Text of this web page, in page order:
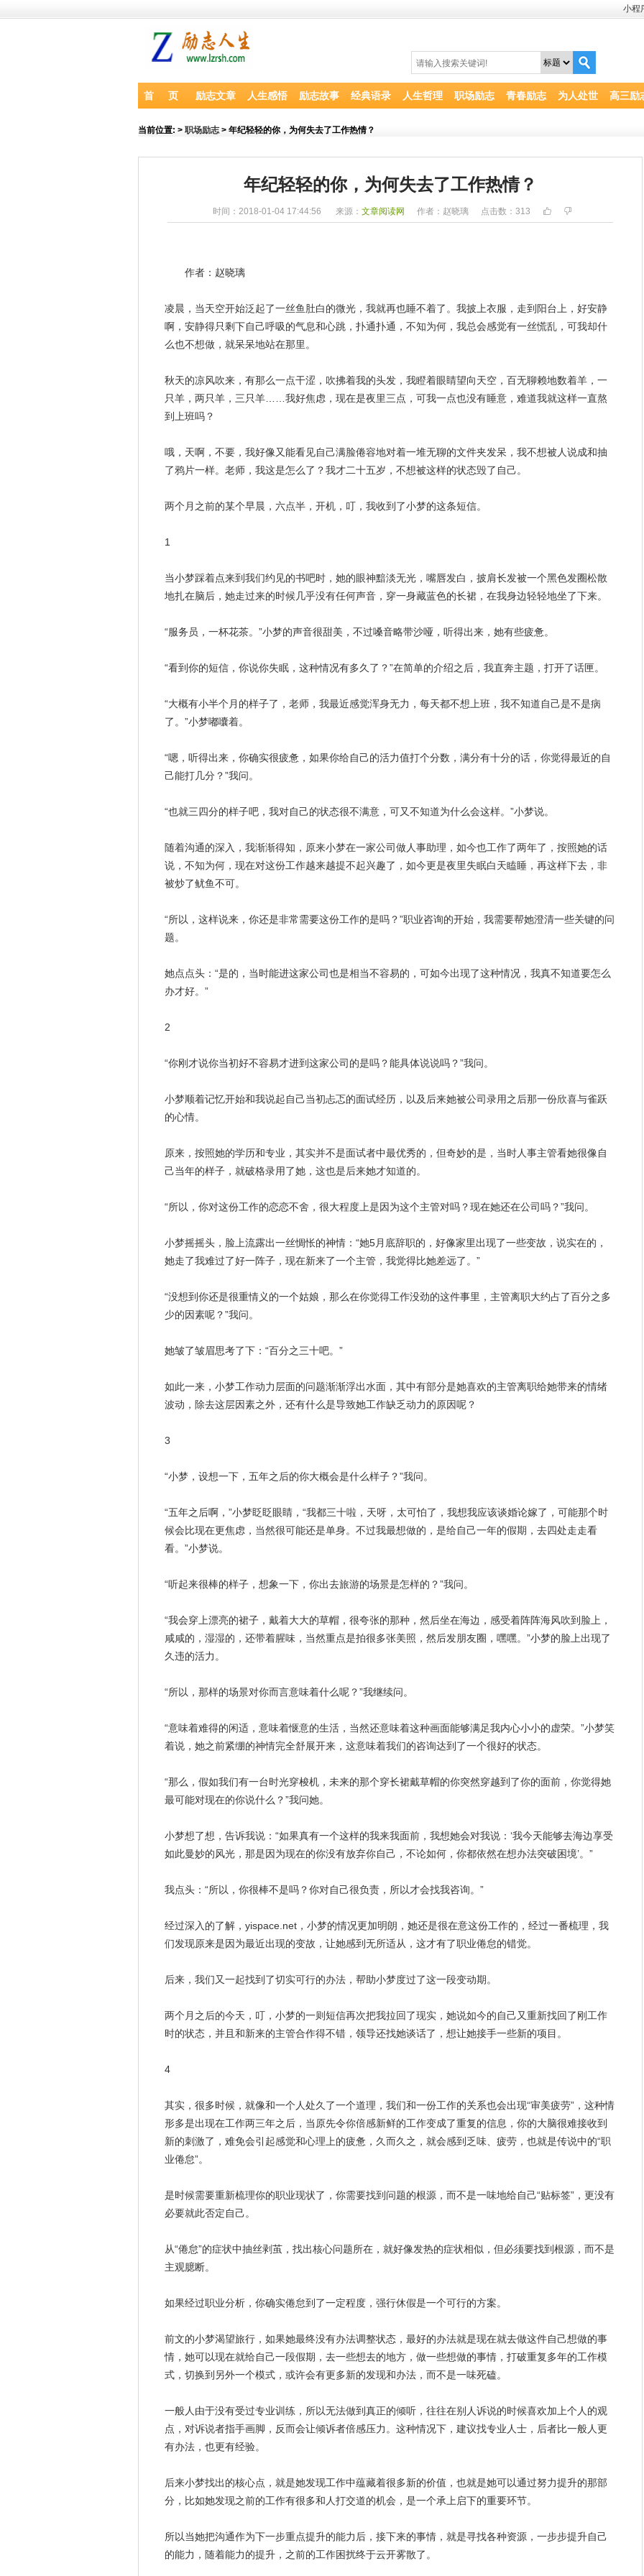
小程
首 页 励志文章 人生感悟 励志故事 经典语录 人生哲理 职场励志 青春励志 为人处世 高三励
当前位置: > 职场励志> 年纪轻轻的你，为何失去了工作热情？
年纪轻轻的你，为何失去了工作热情？
时间：2018-01-04 17:44:56 来源： 文章阅读网 作者：赵晓璃 点击数： 313
作者：赵晓璃
凌晨，当天空开始泛起了一丝鱼肚白的微光，我就再也睡不着了。我披上衣服，走到阳台上，好安静
啊，安静得只剩下自己呼吸的气息和心跳，扑通扑通，不知为何，我总会感觉有一丝慌乱，可我却什
么也不想做，就呆呆地站在那里。
秋天的凉风吹来，有那么一点干涩，吹拂着我的头发，我瞪着眼睛望向天空，百无聊赖地数着羊，一
只羊，两只羊，三只羊……我好焦虑，现在是夜里三点，可我一点也没有睡意，难道我就这样一直熬
到上班吗？
哦，天啊，不要，我好像又能看见自己满脸倦容地对着一堆无聊的文件夹发呆，我不想被人说成和抽
了鸦片一样。 老师 ，我这是怎么了？我才二十五岁，不想被这样的状态毁了自己。
两个月之前的某个早晨，六点半，开机，叮，我收到了小梦的这条短信。
1
当小梦踩着点来到我们约见的书吧时，她的眼神黯淡无光，嘴唇发白，披肩长发被一个黑色发圈松散
地扎在脑后，她走过来的时候几乎没有任何声音，穿一身藏蓝色的长裙，在我身边轻轻地坐了下来。
“服务员，一杯花茶。”小梦的声音很甜美，不过嗓音略带沙哑，听得出来，她有些疲惫。
“看到你的短信，你说你失眠，这种情况有多久了？”在简单的介绍之后，我直奔主题，打开了话匣。
“大概有小半个月的样子了，老师，我最近感觉浑身无力，每天都不想上班，我不知道自己是不是病
了。”小梦嘟囔着。
“嗯，听得出来，你确实很疲惫，如果你给自己的活力值打个分数，满分有十分的话，你觉得最近的自
己能打几分？”我问。
“也就三四分的样子吧，我对自己的状态很不满意，可又不知道为什么会这样。”小梦说。
随着沟通的深入，我渐渐得知，原来小梦在一家公司做人事助理，如今也工作了两年了，按照她的话
说，不知为何，现在对这份工作越来越提不起兴趣了，如今更是夜里失眠白天瞌睡，再这样下去，非
被炒了鱿鱼不可。
“所以，这样说来，你还是非常需要这份工作的是吗？”职业咨询的开始，我需要帮她澄清一些关键的问
题。
她点点头：“是的，当时能进这家公司也是相当不容易的，可如今出现了这种情况，我真不知道要怎么
办才好。”
2
“你刚才说你当初好不容易才进到这家公司的是吗？能具体说说吗？”我问。
小梦顺着记忆开始和我说起自己当初忐忑的面试经历 ，以及后来她被公司录用之后那一份欣喜与雀跃
的心情。
原来，按照她的学历和专业，其实并不是面试者中最优秀的，但奇妙的是，当时人事主管看她很像自
己当年的样子，就破格录用了她，这也是后来她才知道的。
“所以，你对这份工作的恋恋不舍，很大程度上是因为这个主管对吗？现在她还在公司吗？”我问。
小梦摇摇头，脸上流露出一丝惆怅的神情：“她5月底辞职的，好像家里出现了一些变故，说实在的，
她走了我难过了好一阵子，现在新来了一个主管，我觉得比她差远了。”
“没想到你还是很重情义的一个姑娘，那么在你觉得工作没劲的这件事里，主管离职大约占了百分之多
少的因素呢？”我问。
她皱了皱眉思考了下：“百分之三十吧。”
如此一来，小梦工作动力层面的问题渐渐浮出水面，其中有部分是她喜欢的主管离职给她带来的情绪
波动，除去这层因素之外，还有什么是导致她工作缺乏动力的原因呢？
3
“小梦，设想一下，五年之后的你大概会是什么样子？”我问。
“五年之后啊，”小梦眨眨眼睛，“我都三十啦，天呀，太可怕了，我想我应该谈婚论嫁了，可能那个时
候会比现在更焦虑，当然很可能还是单身。不过我最想做的，是给自己一年的假期，去四处走走看
看。”小梦说。
“听起来很棒的样子，想象一下，你出去旅游的场景是怎样的？”我问。
“我会穿上漂亮的裙子，戴着大大的草帽，很夸张的那种，然后坐在海边，感受着阵阵海风吹到脸上，
咸咸的，湿湿的，还带着腥味，当然重点是拍很多张美照，然后发朋友圈，嘿嘿。”小梦的脸上出现了
久违的活力。
“所以，那样的场景对你而言意味着什么呢？”我继续问。
“意味着难得的闲适，意味着惬意的生活 ，当然还意味着这种画面能够满足我内心小小的虚荣。”小梦笑
着说，她之前紧绷的神情完全舒展开来，这意味着我们的咨询达到了一个很好的状态。
“那么， 假如我们有一台时光穿梭机，未来的那个穿长裙戴草帽的你突然穿越到了你的面前，你觉得她
最可能对现在的你说什么？”我问她。
小梦想了想，告诉我说：“如果真有一个这样的我来我面前，我想她会对我说：‘我今天能够去海边享受
如此曼妙的风光，那是因为现在的你没有放弃你自己，不论如何，你都依然在想办法突破困境’。”
我点头：“所以，你很棒不是吗？你对自己很负责，所以才会找我咨询。”
经过深入的了解，yispace.net，小梦的情况更加明朗，她还是很在意这份工作的，经过一番梳理，我
们发现原来是因为最近出现的变故，让她感到无所适从，这才有了职业倦怠的错觉。
后来，我们又一起找到了切实可行的办法，帮助小梦度过了这一段变动期。
两个月之后的今天，叮，小梦的一则短信再次把我拉回了现实，她说如今的自己又重新找回了刚工作
时的状态，并且和新来的主管合作得不错， 领导还找她谈话了，想让她接手一些新的项目。
4
其实，很多时候，就像和一个人处久了一个道理，我们和一份工作的关系也会出现“审美疲劳”，这种情
形多是出现在工作两三年之后，当原先令你倍感新鲜的工作变成了重复的信息，你的大脑很难接收到
新的刺激了，难免会引起感觉和心理上的疲惫，久而久之，就会感到乏味、疲劳，也就是传说中的“职
业倦怠”。
是时候需要重新梳理你的职业现状了，你需要找到问题的根源，而不是一味地给自己“贴标签”，更没有
必要就此否定自己。
从“倦怠”的症状中抽丝剥茧，找出核心问题所在，就好像发热的症状相似，但必须要找到根源，而不是
主观臆断。
如果经过职业分析，你确实倦怠到了一定程度，强行休假是一个可行的方案。
前文的小梦渴望旅行，如果她最终没有办法调整状态，最好的办法就是现在就去做这件自己想做的事
情，她可以现在就给自己一段假期，去一些想去的地方，做一些想做的事情，打破重复多年的工作模
式，切换到另外一个模式，或许会有更多新的发现和办法，而不是一味死磕。
一般人由于没有受过专业训练，所以无法做到真正的倾听，往往在别人诉说的时候喜欢加上个人的观
点，对诉说者指手画脚，反而会让倾诉者倍感压力。这种情况下，建议找专业人士，后者比一般人更
有办法，也更有经验。
后来小梦找出的核心点，就是她发现工作中蕴藏着很多新的价值，也就是她可以通过努力提升的那部
分，比如她发现之前的工作有很多和人打交道的机会，是一个承上启下的重要环节。
所以当她把沟通作为下一步重点提升的能力后，接下来的事情，就是寻找各种资源，一步步提升自己
的能力，随着能力的提升，之前的工作困扰终于云开雾散了。